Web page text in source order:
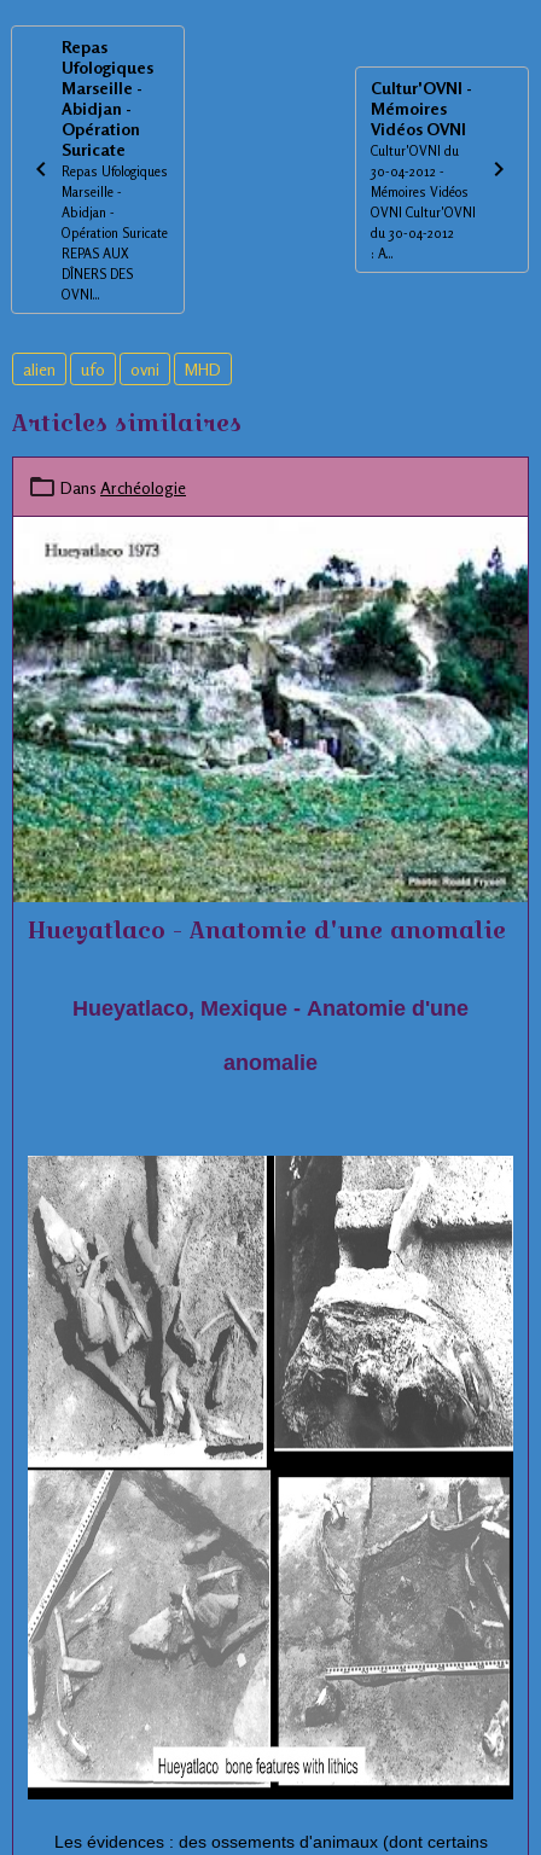
Repas
Ufologiques
Marseille -
Abidjan -
Opération
Suricate
Repas Ufologiques
Marseille -
Abidjan -
Opération Suricate
REPAS AUX
DÎNERS DES
OVNI...
Cultur'OVNI -
Mémoires
Vidéos OVNI
Cultur'OVNI du
30-04-2012 -
Mémoires Vidéos
OVNI Cultur'OVNI
du 30-04-2012
: A...
alien ufo ovni MHD
Articles similaires
Dans Archéologie
Hueyatlaco - Anatomie d'une anomalie
Hueyatlaco, Mexique - Anatomie d'une
anomalie
Les évidences : des ossements d'animaux (dont certains